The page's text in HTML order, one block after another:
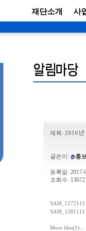
재단소개 사
제목: 2016
글쓴이: 홍
등록일: 2017-
조회수: 13672
More files(1)...